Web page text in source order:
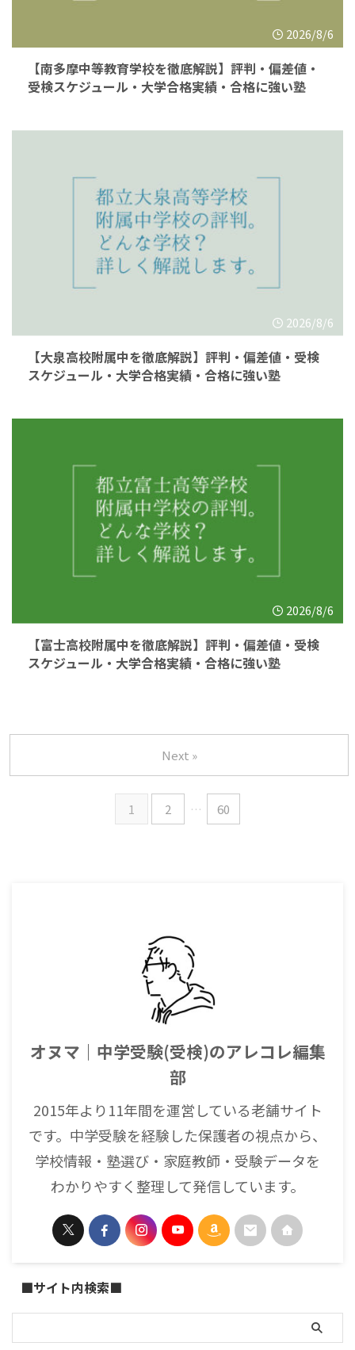
2026/8/6
【南多摩中等教育学校を徹底解説】評判・偏差値・
受検スケジュール・大学合格実績・合格に強い塾
2026/8/6
【大泉高校附属中を徹底解説】評判・偏差値・受検
スケジュール・大学合格実績・合格に強い塾
2026/8/6
【富士高校附属中を徹底解説】評判・偏差値・受検
スケジュール・大学合格実績・合格に強い塾
1 2 … 60
Next »
オヌマ｜中学受験(受検)のアレコレ編集
部
2015年より11年間を運営している老舗サイト
です。中学受験を経験した保護者の視点から、
学校情報・塾選び・家庭教師・受験データを
わかりやすく整理して発信しています。
■サイト内検索■